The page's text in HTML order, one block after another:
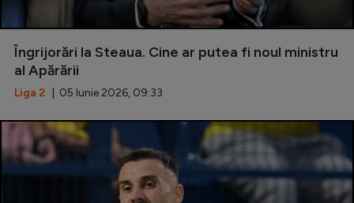
Îngrijorări la Steaua. Cine ar putea fi noul ministru
al Apărării
Liga 2 | 05 Iunie 2026, 09:33